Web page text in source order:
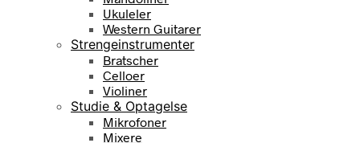
Ukuleler
Western Guitarer
Strengeinstrumenter
Bratscher
Celloer
Violiner
Studie & Optagelse
Mikrofoner
Mixere